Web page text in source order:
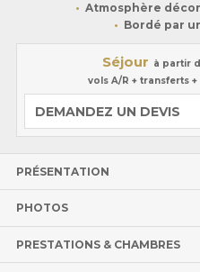
Atmosphère
Bordé par
Séjour à partir
vols A/R + transferts
DEMANDEZ UN DEVIS
PRÉSENTATION
PHOTOS
PRESTATIONS & CHAMBRES